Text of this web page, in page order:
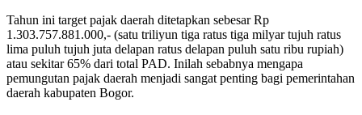
Tahun ini target pajak daerah ditetapkan sebesar Rp
1.303.757.881.000,- (satu triliyun tiga ratus tiga milyar tujuh ratus
lima puluh tujuh juta delapan ratus delapan puluh satu ribu rupiah)
atau sekitar 65% dari total PAD. Inilah sebabnya mengapa
pemungutan pajak daerah menjadi sangat penting bagi pemerintahan
daerah kabupaten Bogor.